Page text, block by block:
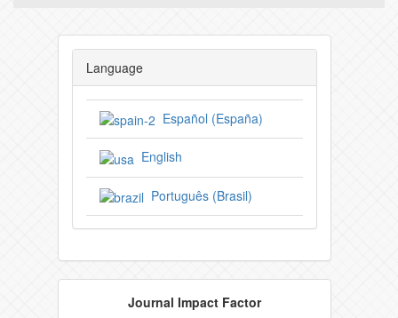
Language
Español (España)
English
Português (Brasil)
Journal Impact Factor